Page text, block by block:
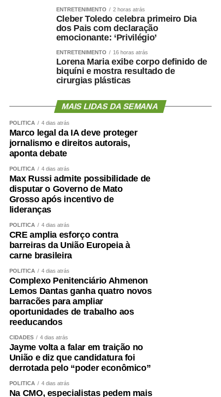
ENTRETENIMENTO 2 horas atrás
Cleber Toledo celebra primeiro Dia
dos Pais com declaração
emocionante: ‘Privilégio’
ENTRETENIMENTO 16 horas atrás
Lorena Maria exibe corpo definido de
biquíni e mostra resultado de
cirurgias plásticas
MAIS LIDAS DA SEMANA
POLÍTICA 4 dias atrás
Marco legal da IA deve proteger
jornalismo e direitos autorais,
aponta debate
POLÍTICA 4 dias atrás
Max Russi admite possibilidade de
disputar o Governo de Mato
Grosso após incentivo de
lideranças
POLÍTICA 4 dias atrás
CRE amplia esforço contra
barreiras da União Europeia à
carne brasileira
POLÍTICA 4 dias atrás
Complexo Penitenciário Ahmenon
Lemos Dantas ganha quatro novos
barracões para ampliar
oportunidades de trabalho aos
reeducandos
CIDADES 4 dias atrás
Jayme volta a falar em traição no
União e diz que candidatura foi
derrotada pelo “poder econômico”
POLÍTICA 4 dias atrás
Na CMO, especialistas pedem mais